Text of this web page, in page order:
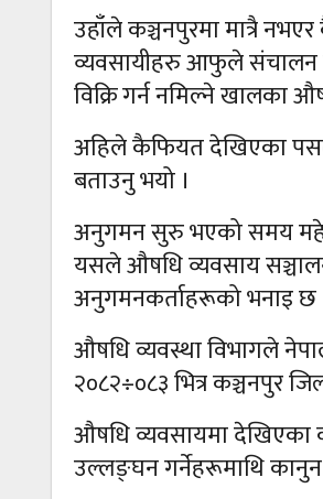
उहाँले कञ्चनपुरमा मात्रै
व्यवसायीहरु आफुले संचालन
विक्रि गर्न नमिल्ने खालका
अहिले कैफियत देखिएका
बताउनु भयो ।
अनुगमन सुरु भएको समय
यसले औषधि व्यवसाय
अनुगमनकर्ताहरूको भनाइ छ
औषधि व्यवस्था विभागले
२०८२÷०८३ भित्र कञ्चनपुर
औषधि व्यवसायमा
उल्लङ्घन गर्नेहरूमाथि कानुन